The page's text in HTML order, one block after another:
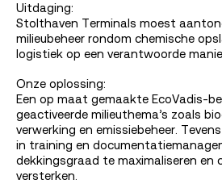
Uitdaging:
Stolthaven Terminals moest
milieubeheer rondom chemische
logistiek op een verantwoorde
Onze oplossing:
Een op maat gemaakte EcoVadis-
geactiveerde milieuthema’s zoals
verwerking en emissiebeheer.
in training en
dekkingsgraad te maximaliseren en
versterken.